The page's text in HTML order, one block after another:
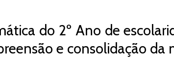
do 2º Ano de
e consolidação da